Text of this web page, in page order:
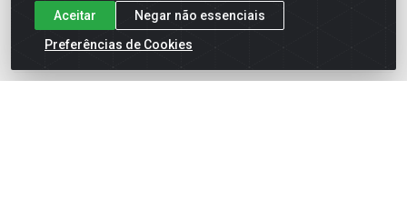
Aceitar
Negar não essenciais
Preferências de Cookies